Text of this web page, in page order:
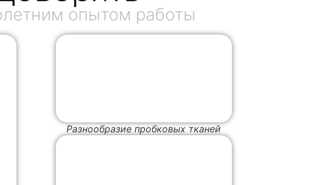
опытом работы
Разнообразие пробковых тканей